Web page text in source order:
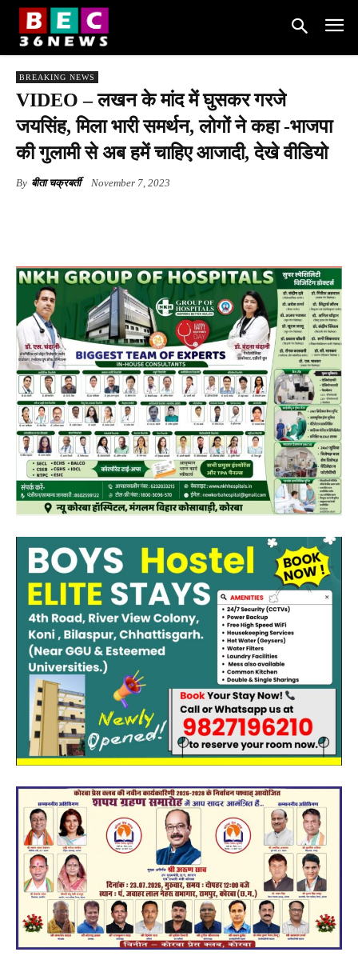
BREAKING NEWS
VIDEO – लखन के मांद में घुसकर गरजे
जयसिंह, मिला भारी समर्थन, लोगों ने कहा -भाजपा
की गुलामी से अब हमें चाहिए आजादी, देखे वीडियो
By बीता चक्रबर्ती November 7, 2023